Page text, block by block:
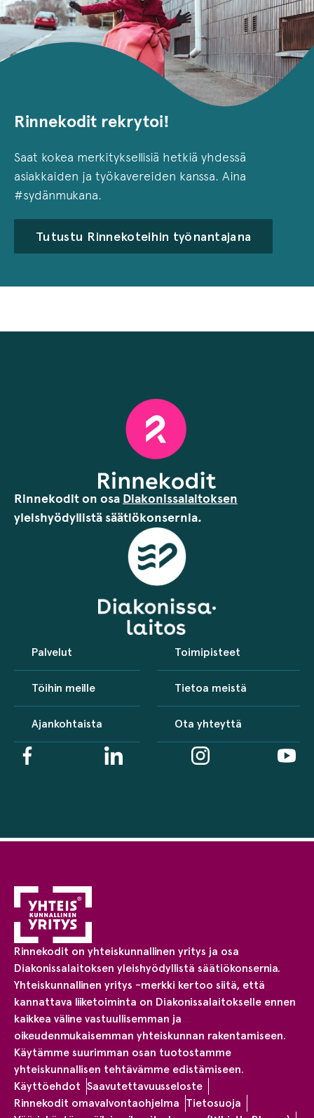
Rinnekodit rekrytoi!
Saat kokea merkityksellisiä hetkiä yhdessä
asiakkaiden ja työkavereiden kanssa. Aina
#sydänmukana.
Tutustu Rinnekoteihin työnantajana
Rinnekodit on osa Diakonissalaitoksen
yleishyödyllistä säätiökonsernia.
Palvelut Toimipisteet
Töihin meille Tietoa meistä
Ajankohtaista Ota yhteyttä
Rinnekodit on yhteiskunnallinen yritys ja osa
Diakonissalaitoksen yleishyödyllistä säätiökonsernia.
Yhteiskunnallinen yritys -merkki kertoo siitä, että
kannattava liiketoiminta on Diakonissalaitokselle ennen
kaikkea väline vastuullisemman ja
oikeudenmukaisemman yhteiskunnan rakentamiseen.
Käytämme suurimman osan tuotostamme
yhteiskunnallisen tehtävämme edistämiseen.
Käyttöehdot Saavutettavuusseloste
Rinnekodit omavalvontaohjelma Tietosuoja